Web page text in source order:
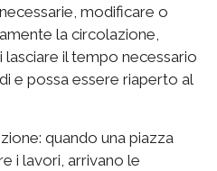
modificare o
la circolazione,
lasciare il tempo necessario
e possa essere riaperto al
quando una piazza
i lavori, arrivano le